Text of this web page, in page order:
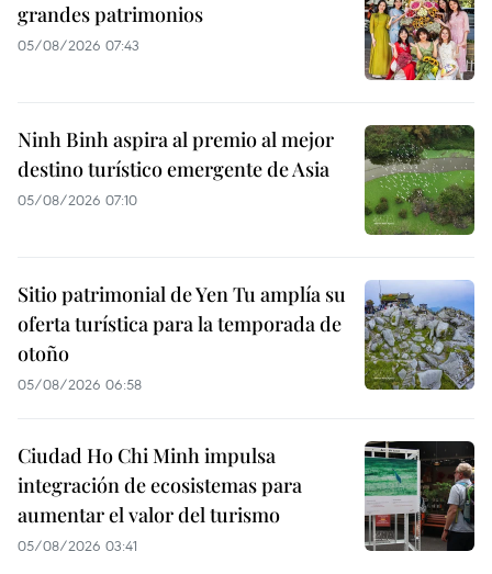
grandes patrimonios
05/08/2026 07:43
Ninh Binh aspira al premio al mejor
destino turístico emergente de Asia
05/08/2026 07:10
Sitio patrimonial de Yen Tu amplía su
oferta turística para la temporada de
otoño
05/08/2026 06:58
Ciudad Ho Chi Minh impulsa
integración de ecosistemas para
aumentar el valor del turismo
05/08/2026 03:41